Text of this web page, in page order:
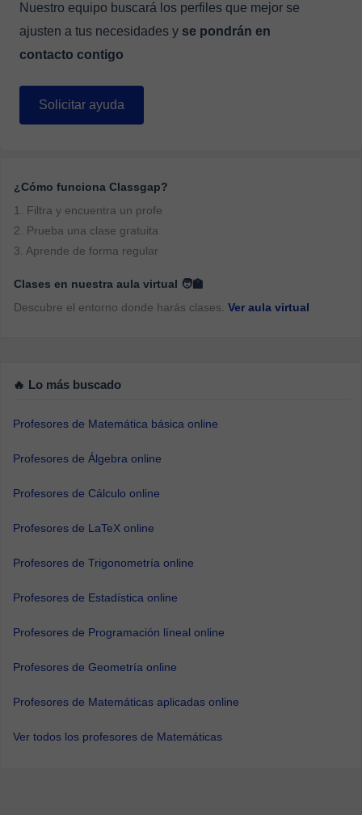
Nuestro equipo buscará los perfiles que mejor se
ajusten a tus necesidades y se pondrán en
contacto contigo
Solicitar ayuda
¿Cómo funciona Classgap?
1. Filtra y encuentra un profe
2. Prueba una clase gratuita
3. Aprende de forma regular
Clases en nuestra aula virtual 🧑‍🏫
Descubre el entorno donde harás clases. Ver aula virtual
🔥 Lo más buscado
Profesores de Matemática básica online
Profesores de Álgebra online
Profesores de Cálculo online
Profesores de LaTeX online
Profesores de Trigonometría online
Profesores de Estadística online
Profesores de Programación líneal online
Profesores de Geometría online
Profesores de Matemáticas aplicadas online
Ver todos los profesores de Matemáticas